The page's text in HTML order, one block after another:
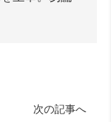
次の記事へ